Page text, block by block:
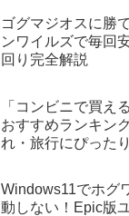
ゴグマジオスに勝
ンワイルズで毎回
回り完全解説
「コンビニで買え
おすすめランキン
れ・旅行にぴったり
Windows11でホグ
動しない！Epic版